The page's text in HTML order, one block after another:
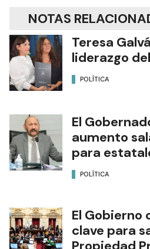
NOTAS
Teresa
liderazgo
POLÍTICA
El
aumento
para
POLÍTICA
El Gobierno
clave para
Propiedad